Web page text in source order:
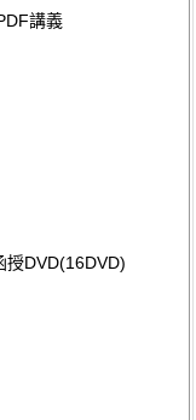
講義
授DVD(16DVD)